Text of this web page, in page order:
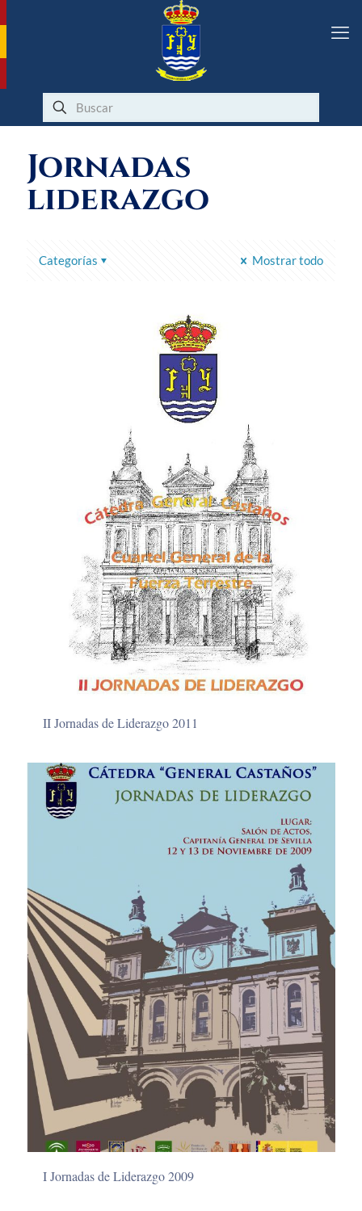
Jornadas
liderazgo
Categorías Mostrar todo
II Jornadas de Liderazgo 2011
I Jornadas de Liderazgo 2009